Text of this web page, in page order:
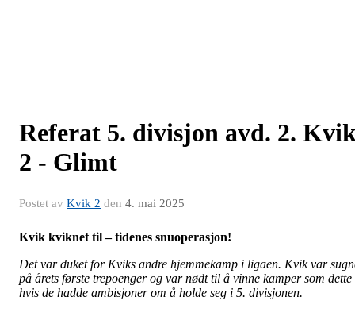
Referat 5. divisjon avd. 2.
2 - Glimt
Postet av Kvik 2 den 4. mai 2025
Kvik kviknet til – tidenes snuoperasjon!
Det var duket for Kviks andre hjemmekamp i ligaen. Kvik var
på årets første trepoenger og var nødt til å vinne kamper som dette
hvis de hadde ambisjoner om å holde seg i 5. divisjonen.